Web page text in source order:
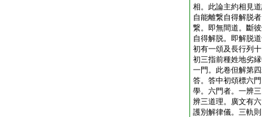
相。此論主約相見
自能離繋自得解脱
繋。即無間道。斷
自得解脱。即解脱
初有一頌及長行列
初三指前種姓地劣
一門。此卷但解第
答。答中初頌標六
學。六門者。一辨
辨三道理。廣文有
護別解律儀。三軌